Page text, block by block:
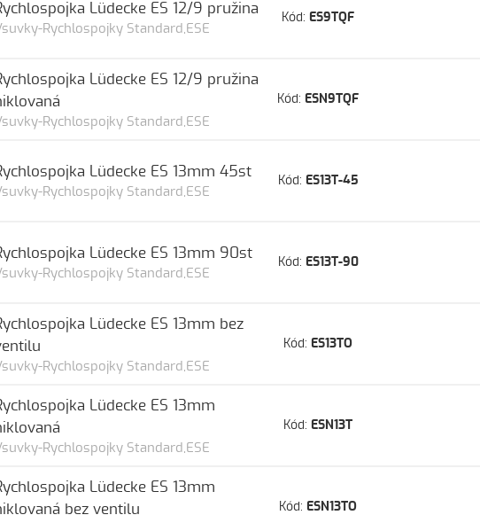
Kód: ES9TQF
Rychlospojky Standard,ESE
Lüdecke ES 12/9 pružina
Kód: ESN9TQF
Rychlospojky Standard,ESE
Lüdecke ES 12/9 pružina
Kód: ES13T-45
Rychlospojky Standard,ESE
Lüdecke ES 13mm 45st
Kód: ES13T-90
Rychlospojky Standard,ESE
Lüdecke ES 13mm 90st
Kód: ES13TO
Rychlospojky Standard,ESE
Lüdecke ES 13mm bez
Kód: ESN13T
Rychlospojky Standard,ESE
Lüdecke ES 13mm
Kód: ESN13TO
Lüdecke ES 13mm
bez ventilu